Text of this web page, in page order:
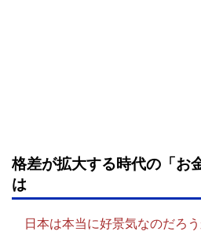
格差が拡大する時代の「お
は
日本は本当に好景気なのだろ